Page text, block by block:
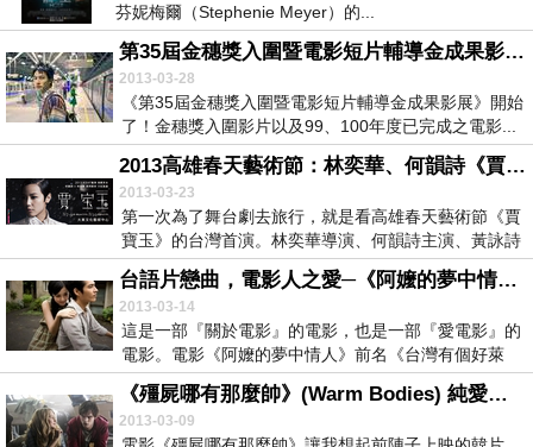
芬妮梅爾（Stephenie Meyer）的...
第35屆金穗獎入圍暨電影短片輔導金成果影展：《凱西五號》、《主桌》、《狀況排除》
2013-03-28
《第35屆金穗獎入圍暨電影短片輔導金成果影展》開始
了！金穗獎入圍影片以及99、100年度已完成之電影...
2013高雄春天藝術節：林奕華、何韻詩《賈寶玉AWAKENING》
2013-03-23
第一次為了舞台劇去旅行，就是看高雄春天藝術節《賈
寶玉》的台灣首演。林奕華導演、何韻詩主演、黃詠詩
編劇...
台語片戀曲，電影人之愛─《阿嬤的夢中情人》(Forever Love)
2013-03-14
這是一部『關於電影』的電影，也是一部『愛電影』的
電影。電影《阿嬤的夢中情人》前名《台灣有個好萊
塢》，...
《殭屍哪有那麼帥》(Warm Bodies) 純愛不敗少女心
2013-03-09